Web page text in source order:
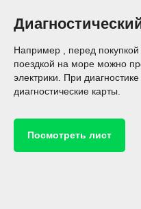
Например , перед
поездкой на море можно
электрики. При
диагностические карты.
Посмотреть лист